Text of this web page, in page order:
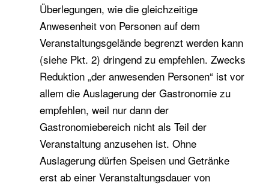
Überlegungen, wie die gleichzeitige
Anwesenheit von Personen auf dem
Veranstaltungsgelände begrenzt werden kann
(siehe Pkt. 2) dringend zu empfehlen. Zwecks
Reduktion „der anwesenden Personen“ ist vor
allem die Auslagerung der Gastronomie zu
empfehlen, weil nur dann der
Gastronomiebereich nicht als Teil der
Veranstaltung anzusehen ist. Ohne
Auslagerung dürfen Speisen und Getränke
erst ab einer Veranstaltungsdauer von